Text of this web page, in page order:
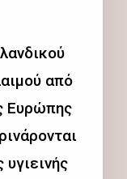
από
Ευρώπης